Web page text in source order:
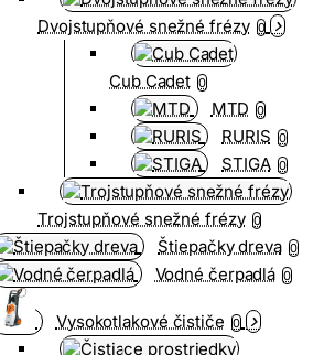
Dvojstupňové snežné frézy 0
Cub Cadet 0
MTD 0
RURIS 0
STIGA 0
Trojstupňové snežné frézy 0
Štiepačky dreva 0
Vodné čerpadlá 0
Vysokotlakové čističe 0